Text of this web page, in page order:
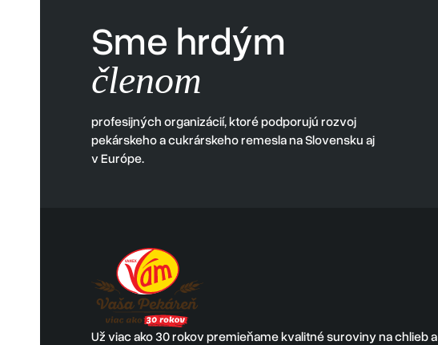
Sme hrdým
členom
profesijných organizácií, ktoré podporujú rozvoj
pekárskeho a cukrárskeho remesla na Slovensku aj
v Európe.
Už viac ako 30 rokov premieňame kvalitné suroviny na chlieb a